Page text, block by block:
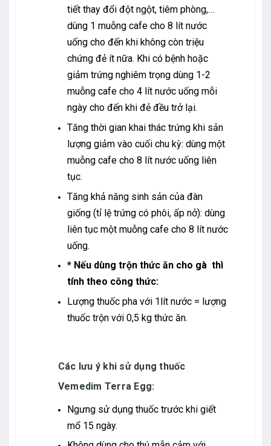
tiết thay đổi đột ngột, tiêm phòng,…
dùng 1 muỗng cafe cho 8 lít nước
uống cho đến khi không còn triệu
chứng đẻ ít nữa. Khi có bệnh hoặc
giảm trứng nghiêm trọng dùng 1-2
muỗng cafe cho 4 lít nước uống mỗi
ngày cho đến khi đẻ đều trở lại.
Tăng thời gian khai thác trứng khi sản
lượng giảm vào cuối chu kỳ: dùng một
muỗng cafe cho 8 lít nước uống liên
tục.
Tăng khả năng sinh sản của đàn
giống (tỉ lệ trứng có phôi, ấp nở): dùng
liên tục một muỗng cafe cho 8 lít nước
uống.
* Nếu dùng trộn thức ăn cho gà thì
tính theo công thức:
Lượng thuốc pha với 1lít nước = lượng
thuốc trộn với 0,5 kg thức ăn.
Các lưu ý khi sử dụng thuốc
Vemedim Terra Egg:
Ngưng sử dụng thuốc trước khi giết
mổ 15 ngày.